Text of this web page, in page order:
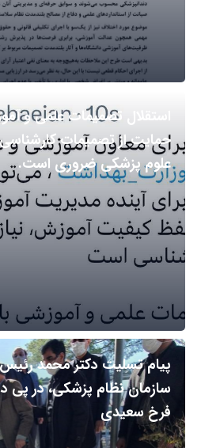
استقلال تصمیمات علمی و
حمایت از تصمیمات
علوم پزشکی ضروری است.
پیام تسلیت دکتر محمد
سازمان نظام پزشکی، در پی
فرخ سعیدی